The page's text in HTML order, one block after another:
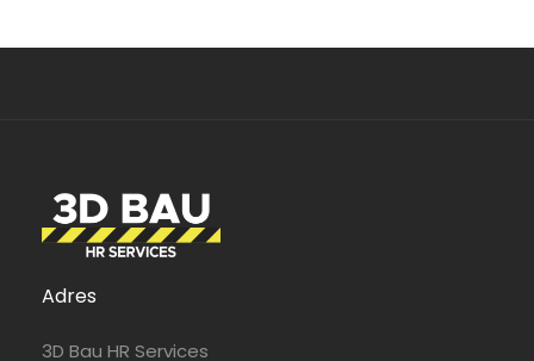
Adres
3D Bau HR Services